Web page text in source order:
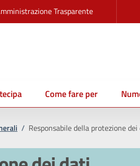
Trasparente
Come fare per
/ Responsabile della protezione